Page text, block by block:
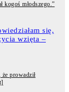
kogoś młodszego.”
że prowadził